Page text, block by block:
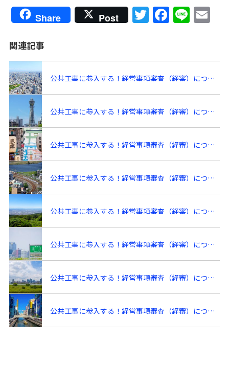
Share Post
T
itt
er
F
c
e
b
o
o
k
Li
e
E
ai
l
関連記事
公共工事に参入する！経営事項審査（経審）について初心者向けに１から徹底解説⑯！～経営事項審査に必要な提出書類・添付書類について～
公共工事に参入する！経営事項審査（経審）について初心者向けに１から徹底解説⑨！～アルファベット（審査項目）【Ｚをもう一歩掘り下げ編（技術職員実務経験申立書と常勤確認資料）】～
公共工事に参入する！経営事項審査（経審）について初心者向けに１から徹底解説⑰！～経営事項審査に必要な提出書類・添付書類について～
公共工事に参入する！経営事項審査（経審）について初心者向けに１から徹底解説⑲！～経営事項審査に必要な提出書類・添付書類について～
公共工事に参入する！経営事項審査（経審）について初心者向けに１から徹底解説⑪！～アルファベット（審査項目）【Ｗをもう一歩掘り下げ編（各Ｗ点の確認資料）】～
公共工事に参入する！経営事項審査（経審）について初心者向けに１から徹底解説⑬！～よく分からないアルファベット（審査項目）【Ｗをもう一歩掘り下げ編（各Ｗ点の確認資料）】～
公共工事に参入する！経営事項審査（経審）について初心者向けに１から徹底解説⑫！～アルファベット（審査項目）【Ｗをもう一歩掘り下げ編（各Ｗ点の確認資料）】～
公共工事に参入する！経営事項審査（経審）について初心者向けに１から徹底解説④！～アルファベット（審査項目）【Ｗ点】～